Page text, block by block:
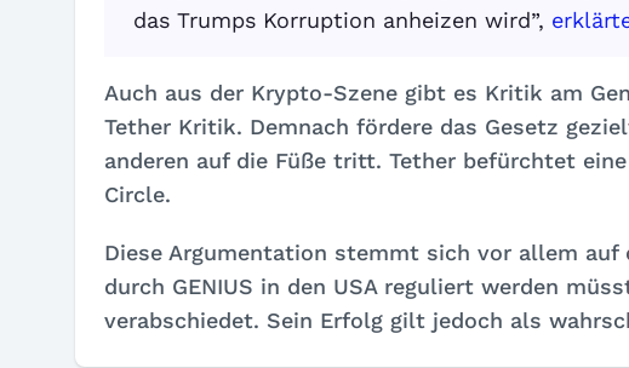
das Trumps Korruption anheizen wird”,
Auch aus der Krypto-Szene gibt es Kritik am
Tether Kritik. Demnach fördere das Gesetz
anderen auf die Füße tritt. Tether befürchtet
Circle.
Diese Argumentation stemmt sich vor allem auf
durch GENIUS in den USA reguliert werden
verabschiedet. Sein Erfolg gilt jedoch als